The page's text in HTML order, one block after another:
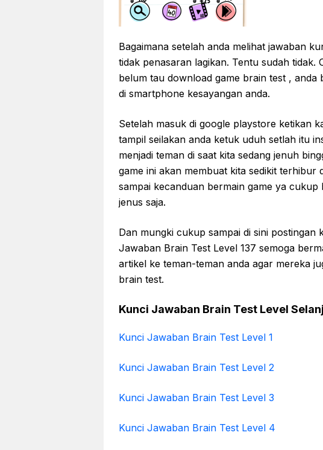
Bagaimana setelah anda melihat jawaban
tidak penasaran lagikan. Tentu sudah tidak.
belum tau download game brain test , anda
di smartphone kesayangan anda.
Setelah masuk di google playstore ketikan
tampil seilakan anda ketuk uduh setlah itu
menjadi teman di saat kita sedang jenuh
game ini akan membuat kita sedikit terhibur
sampai kecanduan bermain game ya cukup
jenus saja.
Dan mungki cukup sampai di sini postingan
Jawaban Brain Test Level 137 semoga
artikel ke teman-teman anda agar mereka
brain test.
Kunci Jawaban Brain Test Level
Kunci Jawaban Brain Test Level 1
Kunci Jawaban Brain Test Level 2
Kunci Jawaban Brain Test Level 3
Kunci Jawaban Brain Test Level 4